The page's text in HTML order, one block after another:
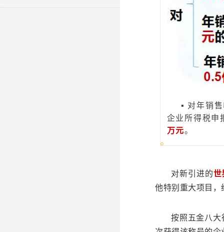
▪ 对年销
企业所得税申
万元。
对新引进的世
他特别重大项目，
按照五金八大